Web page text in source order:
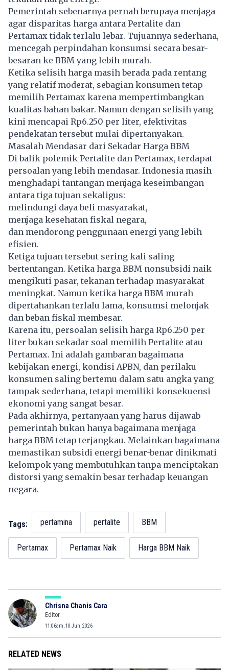
Pemerintah sebenarnya pernah berupaya menjaga
agar disparitas harga antara Pertalite dan
Pertamax tidak terlalu lebar. Tujuannya sederhana,
mencegah perpindahan konsumsi secara besar-
besaran ke BBM yang lebih murah.
Ketika selisih harga masih berada pada rentang
yang relatif moderat, sebagian konsumen tetap
memilih Pertamax karena mempertimbangkan
kualitas bahan bakar. Namun dengan selisih yang
kini mencapai Rp6.250 per liter, efektivitas
pendekatan tersebut mulai dipertanyakan.
Masalah Mendasar dari Sekadar Harga BBM
Di balik polemik Pertalite dan Pertamax, terdapat
persoalan yang lebih mendasar. Indonesia masih
menghadapi tantangan menjaga keseimbangan
antara tiga tujuan sekaligus:
melindungi daya beli masyarakat,
menjaga kesehatan fiskal negara,
dan mendorong penggunaan energi yang lebih
efisien.
Ketiga tujuan tersebut sering kali saling
bertentangan. Ketika harga BBM nonsubsidi naik
mengikuti pasar, tekanan terhadap masyarakat
meningkat. Namun ketika harga BBM murah
dipertahankan terlalu lama, konsumsi melonjak
dan beban fiskal membesar.
Karena itu, persoalan selisih harga Rp6.250 per
liter bukan sekadar soal memilih Pertalite atau
Pertamax. Ini adalah gambaran bagaimana
kebijakan energi, kondisi APBN, dan perilaku
konsumen saling bertemu dalam satu angka yang
tampak sederhana, tetapi memiliki konsekuensi
ekonomi yang sangat besar.
Pada akhirnya, pertanyaan yang harus dijawab
pemerintah bukan hanya bagaimana menjaga
harga BBM tetap terjangkau. Melainkan bagaimana
memastikan subsidi energi benar-benar dinikmati
kelompok yang membutuhkan tanpa menciptakan
distorsi yang semakin besar terhadap keuangan
negara.
Tags: pertamina pertalite BBM
Pertamax Pertamax Naik Harga BBM Naik
Chrisna Chanis Cara
Editor
11:06am, 10 Jun, 2026
RELATED NEWS